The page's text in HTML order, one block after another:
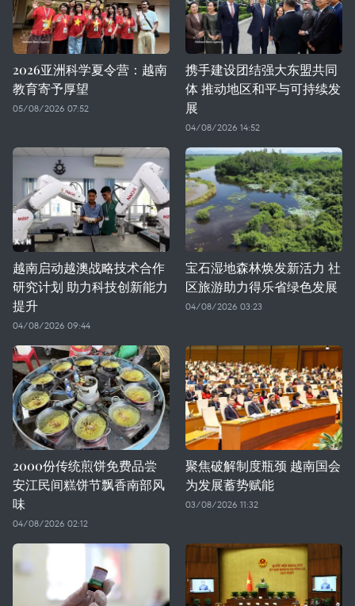
2026亚洲科学夏令营：越南
教育寄予厚望
05/08/2026 07:52
携手建设团结强大东盟共同
体 推动地区和平与可持续发
展
04/08/2026 14:52
越南启动越澳战略技术合作
研究计划 助力科技创新能力
提升
04/08/2026 09:44
宝石湿地森林焕发新活力 社
区旅游助力得乐省绿色发展
04/08/2026 03:23
2000份传统煎饼免费品尝
安江民间糕饼节飘香南部风
味
04/08/2026 02:12
聚焦破解制度瓶颈 越南国会
为发展蓄势赋能
03/08/2026 11:32